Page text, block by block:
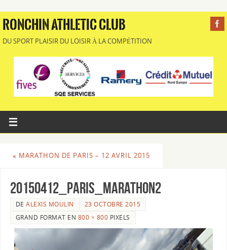
RONCHIN ATHLETIC CLUB
DU SPORT PLAISIR DU LOISIR À LA COMPÉTITION
« MARATHON DE PARIS – 12 AVRIL 2015
20150412_PARIS_MARATHON2
DEALEXIS MOULIN
23 OCTOBRE 2015
GRAND FORMAT EN 800 × 800 PIXELS